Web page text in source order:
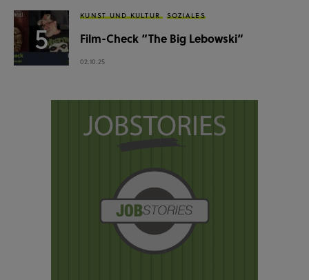
KUNST UND KULTUR SOZIALES
Film-Check “The Big Lebowski”
02.10.25